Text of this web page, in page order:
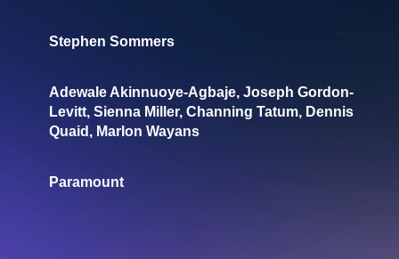
Stephen Sommers
Adewale Akinnuoye-Agbaje, Joseph Gordon-
Levitt, Sienna Miller, Channing Tatum, Dennis
Quaid, Marlon Wayans
Paramount